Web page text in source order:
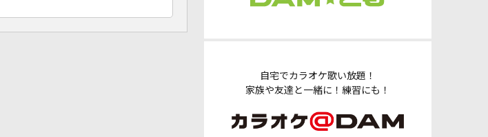
自宅でカラオケ歌い放題！
家族や友達と一緒に！練習にも！